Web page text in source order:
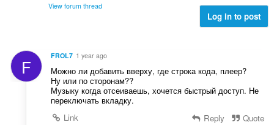
View forum thread
Log in to post
F FROL7 1 year ago
Можно ли добавить вверху, где строка кода, плеер?
Ну или по сторонам??
Музыку когда отсеиваешь, хочется быстрый доступ. Не
переключать вкладку.
Link
Reply Quote